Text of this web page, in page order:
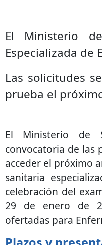
El Ministerio
Especializada de
Las solicitudes
prueba el
El Ministerio de
convocatoria de las
acceder el próximo
sanitaria
celebración del
29 de enero de
ofertadas para